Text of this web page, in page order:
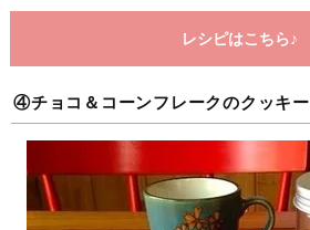
レシピはこちら♪
④チョコ＆コーンフレークのクッキー